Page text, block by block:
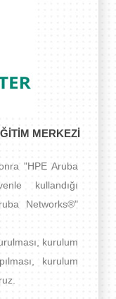
MERKEZI
"HPE Aruba
kullandığı
Networks®"
kurulum
kurulum